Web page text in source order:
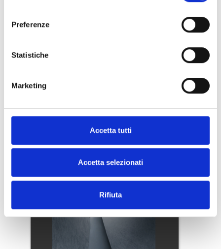
Preferenze
Statistiche
Marketing
Accetta tutti
Accetta selezionati
Rifiuta